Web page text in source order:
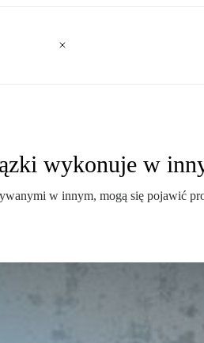
wykonuje w
w innym, mogą się pojawić